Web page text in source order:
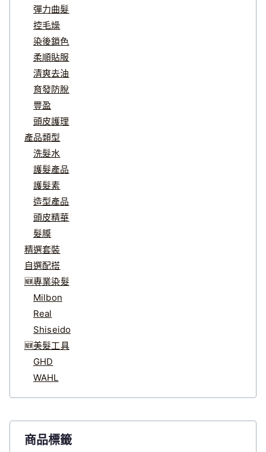
彈力曲髮
控毛燥
染後鎖色
柔順貼服
清爽去油
育發防脫
豐盈
頭皮護理
產品類型
洗髮水
護髮產品
護髮素
造型產品
頭皮精華
髮膜
精選套裝
自選配搭
🆕專業染髮
Milbon
Real
Shiseido
🆕美髮工具
GHD
WAHL
商品標籤